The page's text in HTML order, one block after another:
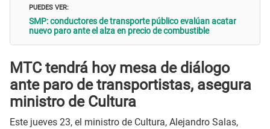
PUEDES VER:
SMP: conductores de transporte público evalúan acatar
nuevo paro ante el alza en precio de combustible
MTC tendrá hoy mesa de diálogo
ante paro de transportistas, asegura
ministro de Cultura
Este jueves 23, el ministro de Cultura, Alejandro Salas,